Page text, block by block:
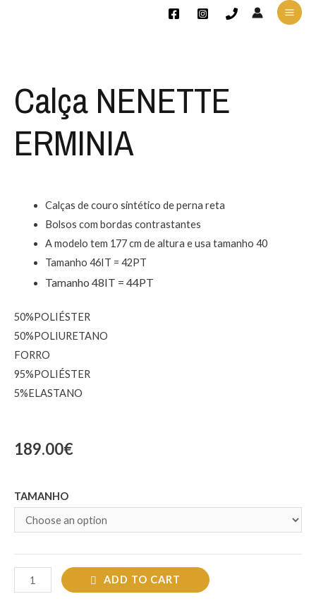
Calça NENETTE
ERMINIA
Calças de couro sintético de perna reta
Bolsos com bordas contrastantes
A modelo tem 177 cm de altura e usa tamanho 40
Tamanho 46IT = 42PT
Tamanho 48IT = 44PT
50%POLIÉSTER
50%POLIURETANO
FORRO
95%POLIÉSTER
5%ELASTANO
189.00€
TAMANHO
ADD TO CART